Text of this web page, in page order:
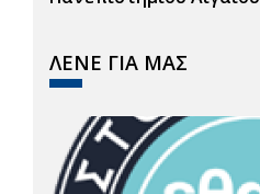
ΛΕΝΕ ΓΙΑ ΜΑΣ